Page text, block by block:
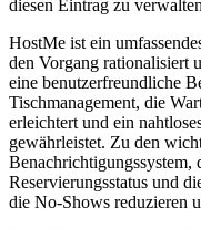
diesen Eintrag zu
HostMe ist ein
den Vorgang rationalisiert
eine benutzerfreundliche
Tischmanagement, die
erleichtert und ein
gewährleistet. Zu den
Benachrichtigungssystem,
Reservierungsstatus und
die No-Shows reduzieren